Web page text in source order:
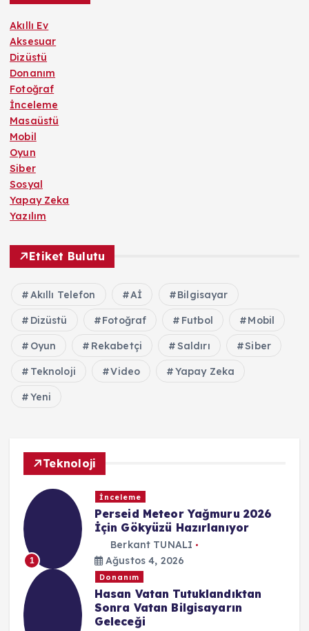
Akıllı Ev
Aksesuar
Dizüstü
Donanım
Fotoğraf
İnceleme
Masaüstü
Mobil
Oyun
Siber
Sosyal
Yapay Zeka
Yazılım
Etiket Bulutu
Akıllı Telefon Aİ Bilgisayar
Dizüstü Fotoğraf Futbol Mobil
Oyun Rekabetçi Saldırı Siber
Teknoloji Video Yapay Zeka
Yeni
Teknoloji
1
İnceleme
Perseid Meteor Yağmuru 2026
İçin Gökyüzü Hazırlanıyor
Berkant TUNALI
Ağustos 4, 2026
Donanım
Hasan Vatan Tutuklandıktan
Sonra Vatan Bilgisayarın
Geleceği